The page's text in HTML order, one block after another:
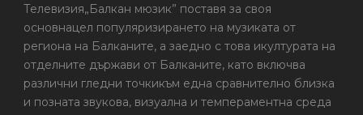
Телевизия„Балкан мюзик” поставя за своя
основнацел популяризирането на музиката от
региона на Балканите, а заедно с това икултурата на
отделните държави от Балканите, като включва
различни гледни точкикъм една сравнително близка
и позната звукова, визуална и темпераментна среда